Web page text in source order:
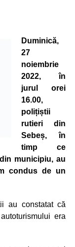
Duminică,
27
noiembrie
2022, în
jurul orei
16.00,
polițiștii
rutieri din
Sebeș, în
timp ce
municipiu, au
condus de un
au constatat că
era